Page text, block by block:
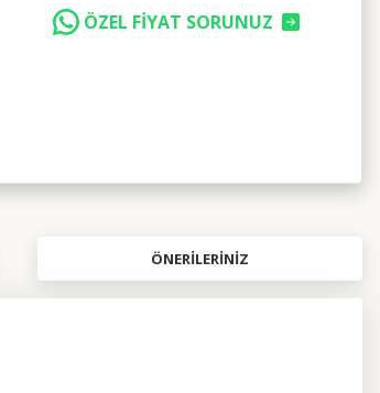
ÖZEL FİYAT SORUNUZ
ÖNERILERINIZ